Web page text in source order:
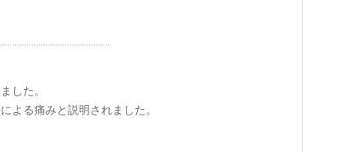
した。
よる痛みと説明されました。